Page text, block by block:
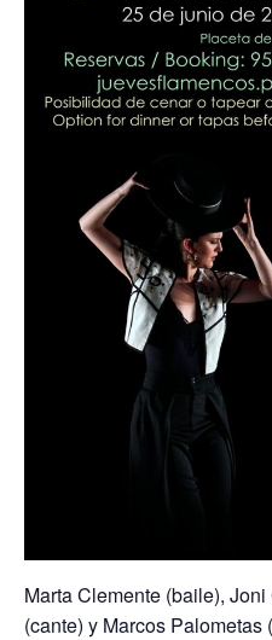
Marta Clemente (baile),
(cante) y Marcos Palometas